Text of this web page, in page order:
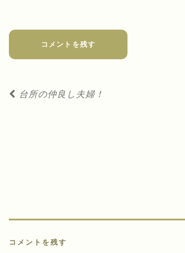
コメントを残す
投
ョ
ン
台所の仲良し夫婦！
コメントを残す